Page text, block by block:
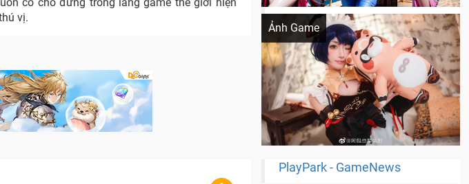
vị.
Ảnh Game
Cosplay Xiangling siêu cute
PlayPark - GameNews